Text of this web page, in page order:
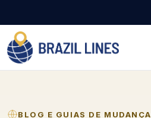
BLOG E GUIAS DE MUDANÇA